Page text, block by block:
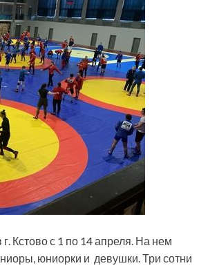
Кстово с 1 по 14 апреля. На нем
юниорки и девушки. Три сотни